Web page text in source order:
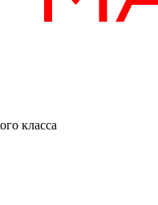
класса